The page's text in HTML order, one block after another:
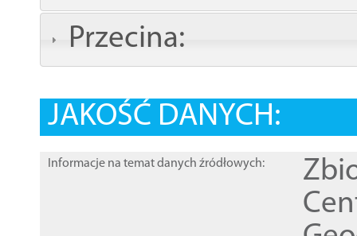
Przecina:
JAKOŚĆ DANYCH:
Informacje na temat danych źródłowych: